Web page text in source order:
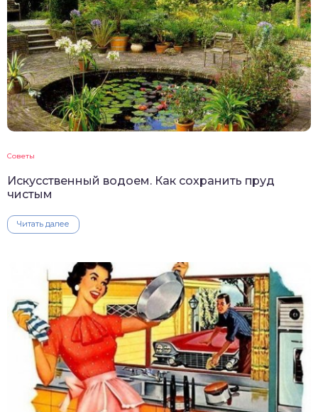
Советы
Искусственный водоем. Как сохранить пруд
чистым
Читать далее